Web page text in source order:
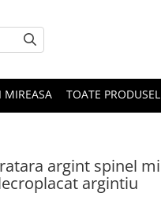
MIREASA TOATE
argint spinel
argintiu